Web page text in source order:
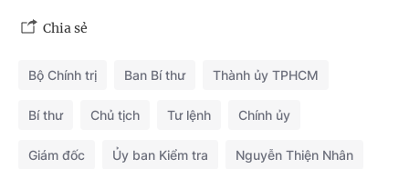
Chia sẻ
Bộ Chính trị Ban Bí thư Thành ủy TPHCM
Bí thư Chủ tịch Tư lệnh Chính ủy
Giám đốc Ủy ban Kiểm tra Nguyễn Thiện Nhân